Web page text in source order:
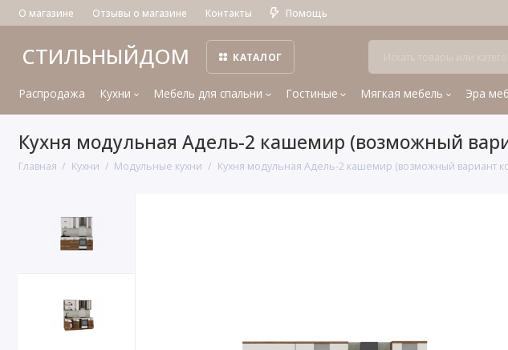
О магазине Отзывы о магазине Контакты Помощь
СТИЛЬНЫЙДОМ КАТАЛОГ
Распродажа Кухни Мебель для спальни Гостиные Мягкая мебель Эра
Кухня модульная Адель-2 кашемир (возможный
Главная Кухни Модульные кухни Кухня модульная Адель-2 кашемир (возможный вариант